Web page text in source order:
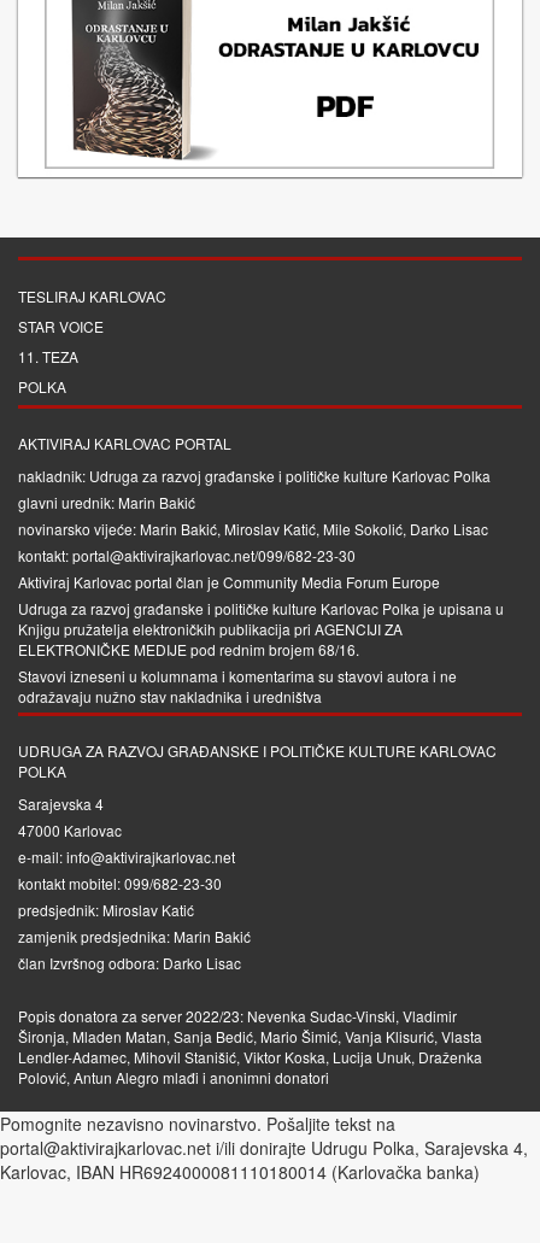
TESLIRAJ KARLOVAC
STAR VOICE
11. TEZA
POLKA
AKTIVIRAJ KARLOVAC PORTAL
nakladnik: Udruga za razvoj građanske i političke kulture Karlovac Polka
glavni urednik: Marin Bakić
novinarsko vijeće: Marin Bakić, Miroslav Katić, Mile Sokolić, Darko Lisac
kontakt: portal@aktivirajkarlovac.net/099/682-23-30
Aktiviraj Karlovac portal član je Community Media Forum Europe
Udruga za razvoj građanske i političke kulture Karlovac Polka je upisana u
Knjigu pružatelja elektroničkih publikacija pri AGENCIJI ZA
ELEKTRONIČKE MEDIJEpod rednim brojem 68/16.
Stavovi izneseni u kolumnama i komentarima su stavovi autora i ne
odražavaju nužno stav nakladnika i uredništva
UDRUGA ZA RAZVOJ GRAĐANSKE I POLITIČKE KULTURE KARLOVAC
POLKA
Sarajevska 4
47000 Karlovac
e-mail: info@aktivirajkarlovac.net
kontakt mobitel: 099/682-23-30
predsjednik: Miroslav Katić
zamjenik predsjednika: Marin Bakić
član Izvršnog odbora: Darko Lisac
Popis donatora za server 2022/23: Nevenka Sudac-Vinski, Vladimir
Šironja, Mladen Matan, Sanja Bedić, Mario Šimić, Vanja Klisurić, Vlasta
Lendler-Adamec, Mihovil Stanišić, Viktor Koska, Lucija Unuk, Draženka
Polović, Antun Alegro mlađi i anonimni donatori
Pomognite nezavisno novinarstvo. Pošaljite tekst na
portal@aktivirajkarlovac.net i/ili donirajte Udrugu Polka, Sarajevska 4,
Karlovac, IBAN HR6924000081110180014 (Karlovačka banka)